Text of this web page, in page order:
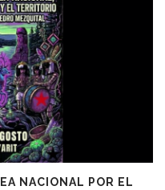
NACIONAL POR EL